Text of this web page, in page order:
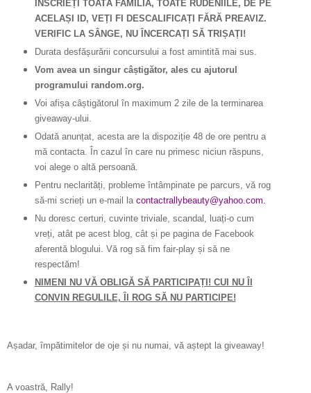
ÎNSCRIEȚI TOATĂ FAMILIA, TOATE RUDENIILE, DE PE
ACELAȘI ID, VEȚI FI DESCALIFICAȚI FĂRĂ PREAVIZ.
VERIFIC LA SÂNGE, NU ÎNCERCAȚI SĂ TRIȘAȚI!
Durata desfășurării concursului a fost amintită mai sus.
Vom avea un singur câștigător, ales cu ajutorul
programului random.org.
Voi afișa câștigătorul în maximum 2 zile de la terminarea
giveaway-ului.
Odată anunțat, acesta are la dispoziție 48 de ore pentru a
mă contacta. În cazul în care nu primesc niciun răspuns,
voi alege o altă persoană.
Pentru neclarități, probleme întâmpinate pe parcurs, vă rog
să-mi scrieți un e-mail la contactrallybeauty@yahoo.com.
Nu doresc certuri, cuvinte triviale, scandal, luați-o cum
vreți, atât pe acest blog, cât și pe pagina de Facebook
aferentă blogului. Vă rog să fim fair-play și să ne
respectăm!
NIMENI NU VĂ OBLIGĂ SĂ PARTICIPAȚI! CUI NU ÎI
CONVIN REGULILE, ÎI ROG SĂ NU PARTICIPE!
Așadar, împătimitelor de oje și nu numai, vă aștept la giveaway!
A voastră, Rally!